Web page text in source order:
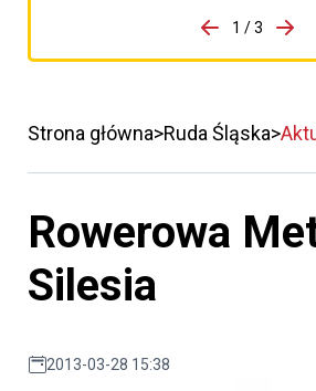
porzpedniego komunikatu
1 / 3
Strona główna Ruda Śląska
Rowerowa
Silesia
2013-03-28 15:38